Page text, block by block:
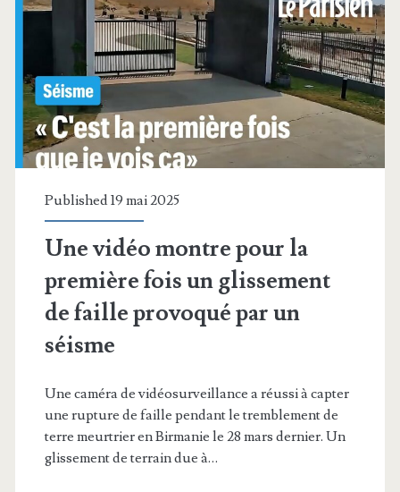
monde
à
être
guidé
par
un
drone
pour
l’Armée
Published 19 mai 2025
Une vidéo montre pour la
première fois un glissement
de faille provoqué par un
séisme
Une caméra de vidéosurveillance a réussi à capter
une rupture de faille pendant le tremblement de
terre meurtrier en Birmanie le 28 mars dernier. Un
glissement de terrain due à…